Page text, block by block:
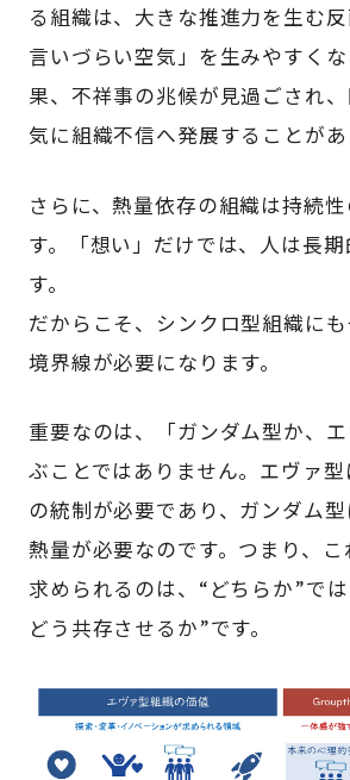
る組織は、大きな推進力を生む
言いづらい空気」を生みやすく
果、不祥事の兆候が見過ごされ
気に組織不信へ発展することがあ
さらに、熱量依存の組織は持続
す。「想い」だけでは、人は長
す。
だからこそ、シンクロ型組織に
境界線が必要になります。
重要なのは、「ガンダム型か、
ぶことではありません。エヴァ
の統制が必要であり、ガンダム
熱量が必要なのです。つまり、
求められるのは、“どちらか”で
どう共存させるか”です。